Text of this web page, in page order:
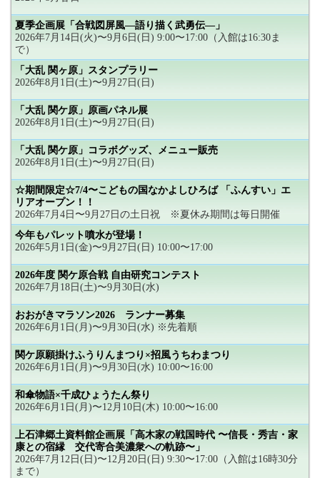
夏季企画展「合戦図屏風―語り描く武勇伝―」
2026年7月14日(火)〜9月6日(日) 9:00〜17:00（入館は16:30ま
で）
「大乱 関ヶ原」スタンプラリー
2026年8月1日(土)〜9月27日(日)
「大乱 関ケ原」原画パネル展
2026年8月1日(土)〜9月27日(日)
「大乱 関ケ原」コラボグッズ、メニュー販売
2026年8月1日(土)〜9月27日(日)
☆期間限定☆7/4〜こどもの国なかよしひろば 「ふんすい」エ
リアオープン！！
2026年7月4日〜9月27日の土日祝 ※夏休み期間は毎日開催
今年もパレット噴水が登場！
2026年5月1日(金)〜9月27日(日) 10:00〜17:00
2026年度 関ケ原合戦 自由研究コンテスト
2026年7月18日(土)〜9月30日(水)
おおがきマラソン2026 ランナー募集
2026年6月1日(月)〜9月30日(水) ※先着順
関ケ原願掛けふうりんまつり×招風うちわまつり
2026年6月1日(月)〜9月30日(水) 10:00〜16:00
和傘物語×千成ひょうたん祭り
2026年6月1日(月)〜12月10日(木) 10:00〜16:00
上石津郷土資料館企画展「高木家の戦国時代 〜信長・秀吉・家
康との宿縁 交代寄合美濃衆への軌跡〜」
2026年7月12日(日)〜12月20日(日) 9:30〜17:00（入館は16時30分
まで）